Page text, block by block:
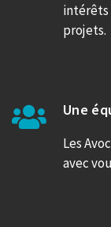
intérêts
projets.
Une
Les
avec